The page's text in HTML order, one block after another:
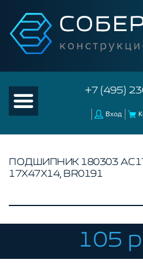
+7 (495)
Вход
КАТАЛОГ ТОВАРОВ
КОНСТРУКЦИОННЫЙ ПРОФИЛЬ
КОМПЛЕКТУЮЩИЕ К ЧПУ
АКСЕССУАРЫ ДЛЯ V-ПАЗА
ПОДШИПНИК 180303 АС17
17Х47Х14, BR0191
105